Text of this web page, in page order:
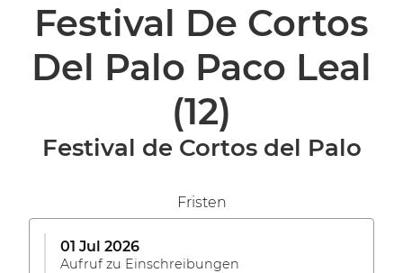
Festival De Cortos
Del Palo Paco Leal
(12)
Festival de Cortos del Palo
Fristen
01 Jul 2026
Aufruf zu Einschreibungen